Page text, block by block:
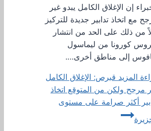
إن الإغلاق الكامل يبدو غير
مع اتخاذ تدابير جديدة للتركيز
من ذلك على الحد من انتشار
كورونا من ليماسول
إلى مناطق أخرى….
المزيد قبرص: الإغلاق الكامل
مرجح ولكن من المتوقع اتخاذ
أكثر صرامة على مستوى